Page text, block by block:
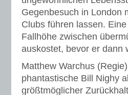
Gegenbesuch in London
Clubs führen lassen.
Fallhöhe zwischen
auskostet, bevor er dann
Matthew Warchus
phantastische Bill Nighy
größtmöglicher